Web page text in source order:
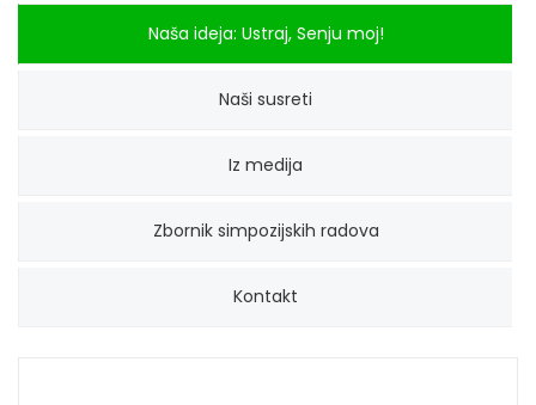
Naša ideja: Ustraj, Senju moj!
Naši susreti
Iz medija
Zbornik simpozijskih radova
Kontakt